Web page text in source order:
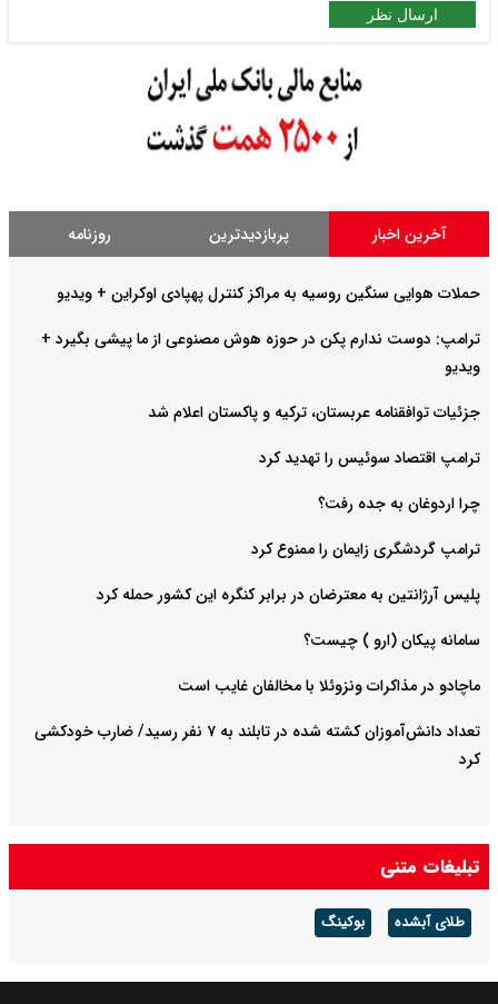
ارسال نظر
آخرین اخبار پربازدیدترین روزنامه
حملات هوایی سنگین روسیه به مراکز کنترل پهپادی اوکراین + ویدیو
ترامپ: دوست ندارم پکن در حوزه هوش مصنوعی از ما پیشی بگیرد +
ویدیو
جزئیات توافقنامه عربستان، ترکیه و پاکستان اعلام شد
ترامپ اقتصاد سوئیس را تهدید کرد
چرا اردوغان به جده رفت؟
ترامپ گردشگری زایمان را ممنوع کرد
پلیس آرژانتین به معترضان در برابر کنگره این کشور حمله کرد
سامانه پیکان (ارو ) چیست؟
ماچادو در مذاکرات ونزوئلا با مخالفان غایب است
تعداد دانش‌آموزان کشته شده در تابلند به ۷ نفر رسید/ ضارب خودکشی
کرد
تبلیغات متنی
طلای آبشده بوکینگ